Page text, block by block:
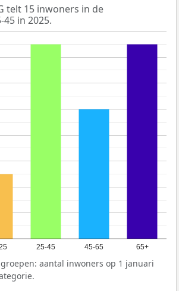
telt 15 inwoners in de
in 2025.
25-45 45-65 65+
aantal inwoners op 1 januari